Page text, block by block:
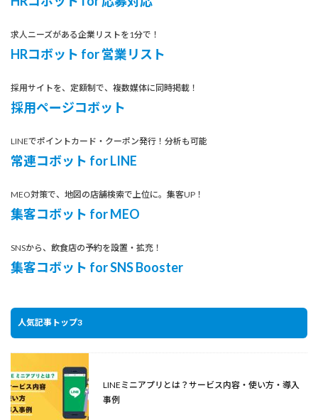
求人ニーズがある企業リストを1分で！
HRコボット for 営業リスト
採用サイトを、定額制で、複数媒体に同時掲載！
採用ページコボット
LINEでポイントカード・クーポン発行！分析も可能
常連コボット for LINE
MEO対策で、地図の店舗検索で上位に。集客UP！
集客コボット for MEO
SNSから、飲食店の予約を設置・拡充！
集客コボット for SNS Booster
人気記事トップ3
LINEミニアプリとは？サービス内容・使い方・導入
事例